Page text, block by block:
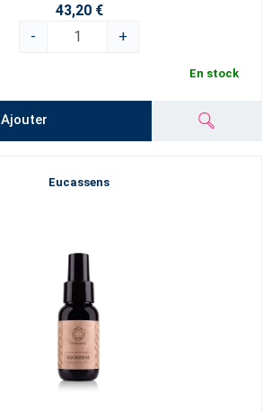
43,20 €
-
+
En stock
Ajouter
Eucassens